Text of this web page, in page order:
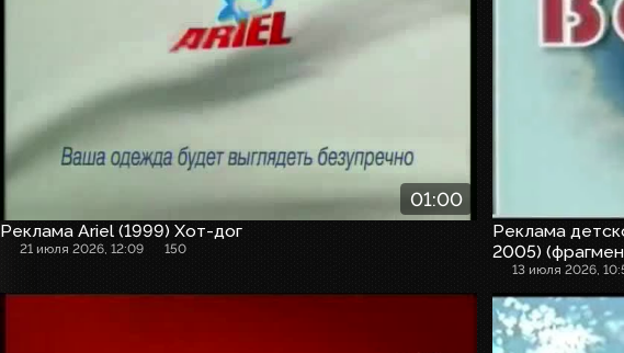
01:00
Реклама Ariel (1999) Хот-дог
21 июля 2026, 12:09 150
Реклама
2005)
13 июля 2026,